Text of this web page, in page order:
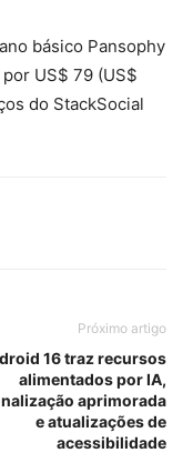
básico Pansophy
US$ 79 (US$
do StackSocial
Próximo artigo
16 traz recursos
alimentados por IA,
aprimorada
e atualizações de
acessibilidade